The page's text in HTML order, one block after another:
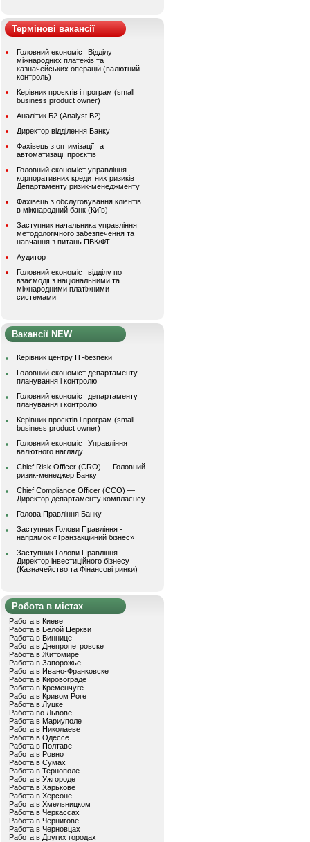
Термінові вакансії
Головний економіст Відділу
міжнародних платежів та
казначейських операцій (валютний
контроль)
Керівник проєктів і програм (small
business product owner)
Аналітик Б2 (Analyst B2)
Директор відділення Банку
Фахівець з оптимізації та
автоматизації проєктів
Головний економіст управління
корпоративних кредитних ризиків
Департаменту ризик-менеджменту
Фахівець з обслуговування клієнтів
в міжнародний банк (Київ)
Заступник начальника управління
методологічного забезпечення та
навчання з питань ПВК/ФТ
Аудитор
Головний економіст відділу по
взаємодії з національними та
міжнародними платіжними
системами
Вакансії NEW
Керівник центру ІТ-безпеки
Головний економіст департаменту
планування і контролю
Головний економіст департаменту
планування і контролю
Керівник проєктів і програм (small
business product owner)
Головний економіст Управління
валютного нагляду
Chief Risk Officer (CRO) — Головний
ризик-менеджер Банку
Chief Compliance Officer (CCO) —
Директор департаменту комплаєнсу
Голова Правління Банку
Заступник Голови Правління -
напрямок «Транзакційний бізнес»
Заступник Голови Правління —
Директор інвестиційного бізнесу
(Казначейство та Фінансові ринки)
Робота в містах
Работа в Киеве
Работа в Белой Церкви
Работа в Виннице
Работа в Днепропетровске
Работа в Житомире
Работа в Запорожье
Работа в Ивано-Франковске
Работа в Кировограде
Работа в Кременчуге
Работа в Кривом Роге
Работа в Луцке
Работа во Львове
Работа в Мариуполе
Работа в Николаеве
Работа в Одессе
Работа в Полтаве
Работа в Ровно
Работа в Сумах
Работа в Тернополе
Работа в Ужгороде
Работа в Харькове
Работа в Херсоне
Работа в Хмельницком
Работа в Черкассах
Работа в Чернигове
Работа в Черновцах
Работа в Других городах